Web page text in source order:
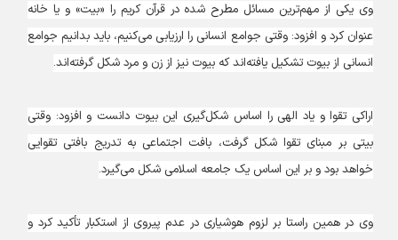
وی یکی از مهم‌ترین مسائل مطرح شده در قرآن کریم را «بیت» و یا خانه
عنوان کرد و افزود: وقتی جوامع انسانی را ارزیابی می‌کنیم، باید بدانیم جوامع
انسانی از بیوت تشکیل یافته‌اند که بیوت نیز از زن و مرد شکل گرفته‌اند.
اراکی تقوا و یاد الهی را اساس شکل‌گیری این بیوت دانست و افزود: وقتی
بیتی بر مبنای تقوا شکل گرفت، بافت اجتماعی به تدریج بافتی تقوایی
خواهد بود و بر این اساس یک جامعه اسلامی شکل می‌گیرد.
وی در همین راستا بر لزوم هوشیاری در عدم پیروی از استکبار تأکید کرد و